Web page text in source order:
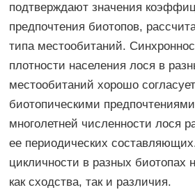
подтверждают значения
предпочтения биотопов,
типа местообитаний.
плотности населения лося в
местообитаний хорошо
биотопическими
многолетней численности лося
ее периодических
цикличности в разных биотопах
как сходства, так и различия.